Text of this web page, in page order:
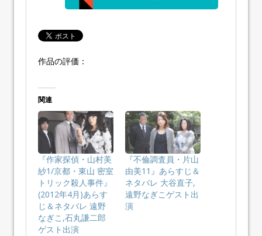
作品の評価：
関連
『作家探偵・山村美
紗1/京都・東山 密室
トリック殺人事件』
(2012年4月)あらす
じ＆ネタバレ 遠野
なぎこ,石丸謙二郎
ゲスト出演
『不倫調査員・片山
由美11』あらすじ＆
ネタバレ 大谷直子,
遠野なぎこゲスト出
演